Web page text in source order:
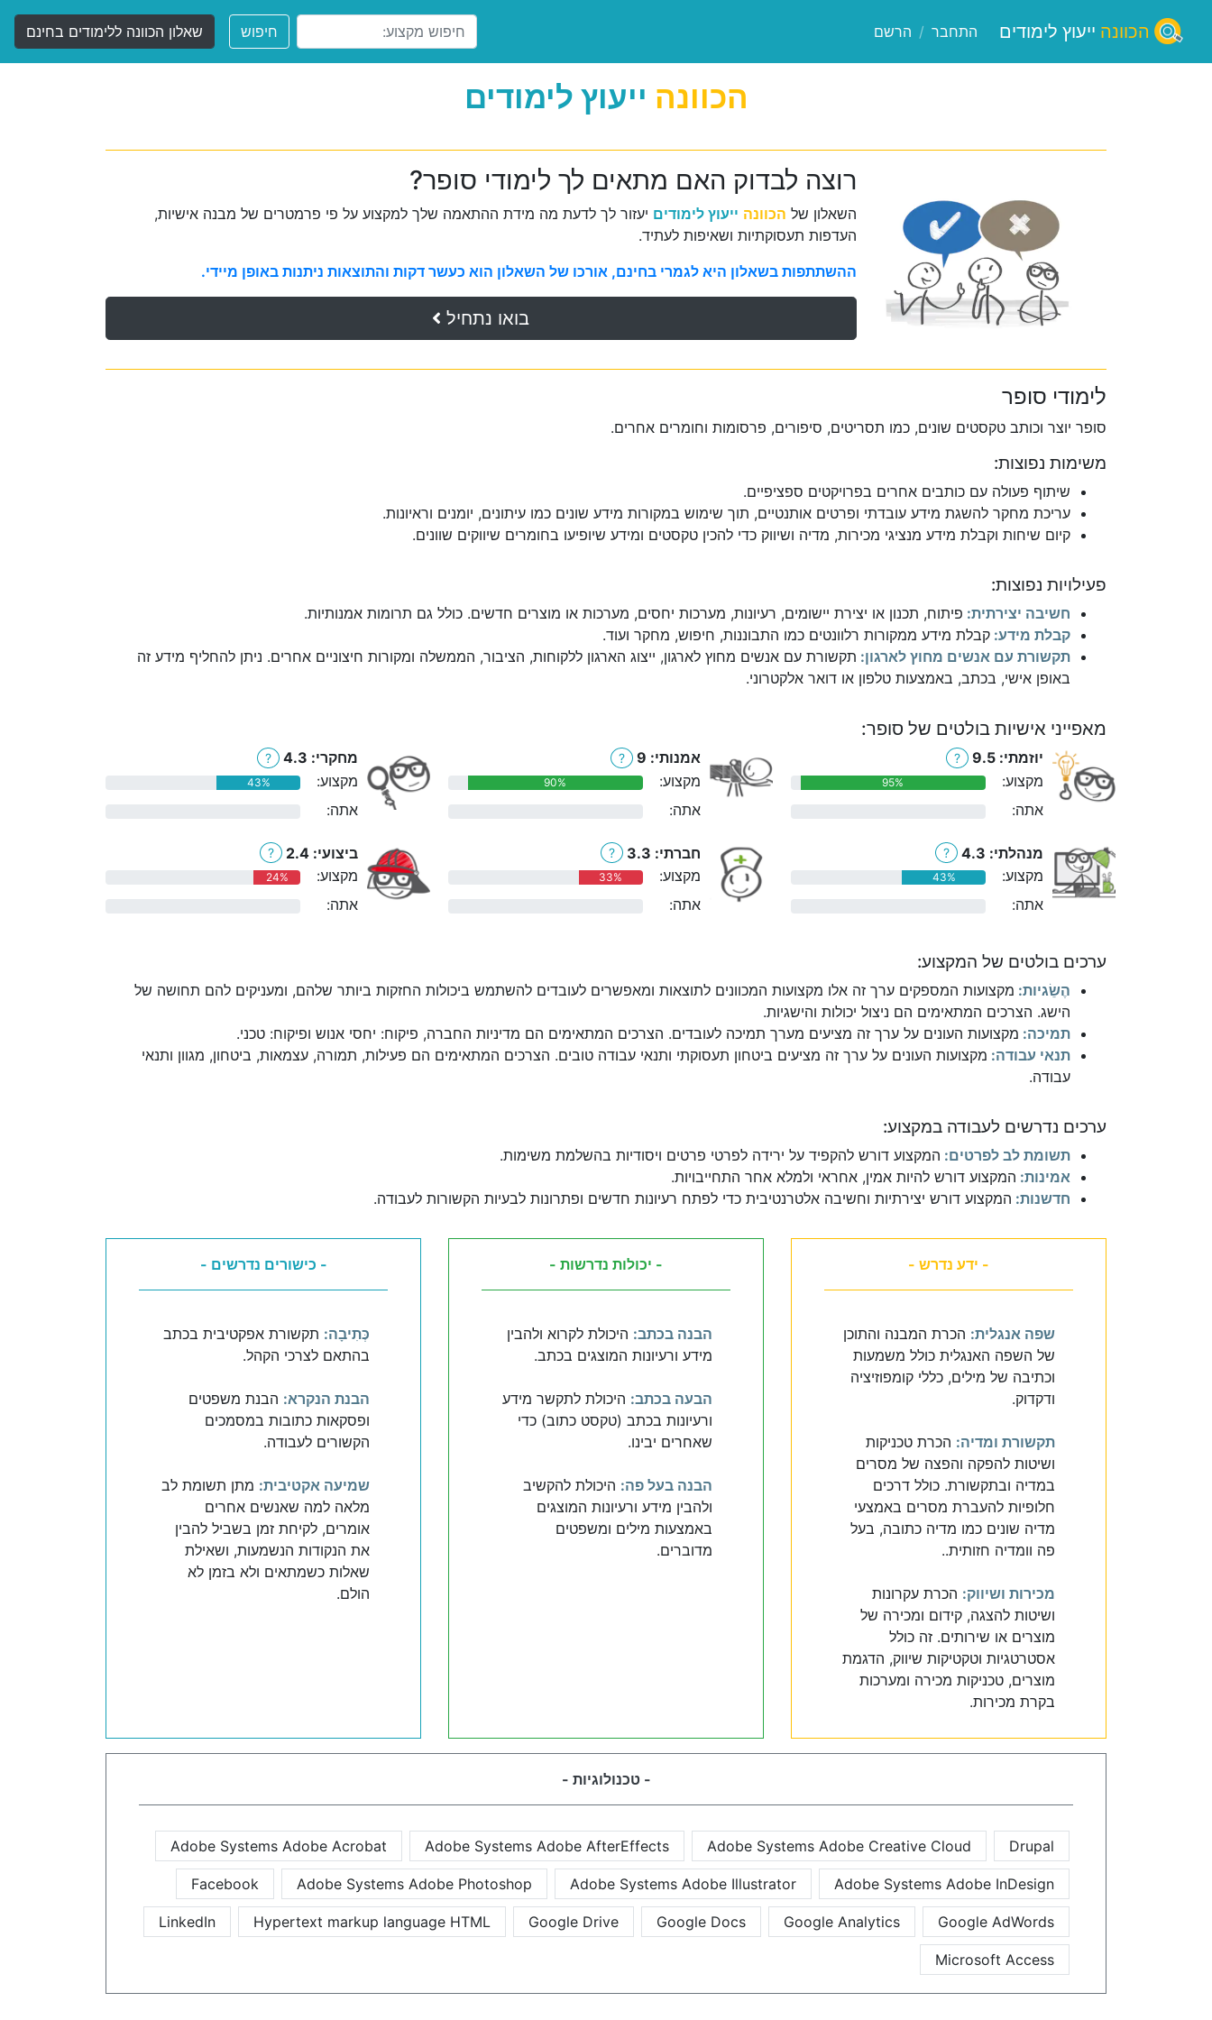
הכוונה ייעוץ לימודים התחבר / הרשם חיפוש שאלון הכוונה ללימודים בחינם
הכוונה ייעוץ לימודים
רוצה לבדוק האם מתאים לך לימודי סופר?
השאלון של הכוונה ייעוץ לימודים יעזור לך לדעת מה מידת ההתאמה שלך למקצוע על פי פרמטרים של מבנה אישיות,
העדפות תעסוקתיות ושאיפות לעתיד.
ההשתתפות בשאלון היא לגמרי בחינם, אורכו של השאלון הוא כעשר דקות והתוצאות ניתנות באופן מיידי.
בואו נתחיל
לימודי סופר
סופר יוצר וכותב טקסטים שונים, כמו תסריטים, סיפורים, פרסומות וחומרים אחרים.
משימות נפוצות:
שיתוף פעולה עם כותבים אחרים בפרויקטים ספציפיים.
עריכת מחקר להשגת מידע עובדתי ופרטים אותנטיים, תוך שימוש במקורות מידע שונים כמו עיתונים, יומנים וראיונות.
קיום שיחות וקבלת מידע מנציגי מכירות, מדיה ושיווק כדי להכין טקסטים ומידע שיופיעו בחומרים שיווקים שוונים.
פעילויות נפוצות:
חשיבה יצירתית: פיתוח, תכנון או יצירת יישומים, רעיונות, מערכות יחסים, מערכות או מוצרים חדשים. כולל גם תרומות אמנותיות.
קבלת מידע: קבלת מידע ממקורות רלוונטים כמו התבוננות, חיפוש, מחקר ועוד.
תקשורת עם אנשים מחוץ לארגון: תקשורת עם אנשים מחוץ לארגון, ייצוג הארגון ללקוחות, הציבור, הממשלה ומקורות חיצוניים אחרים. ניתן להחליף מידע זה
באופן אישי, בכתב, באמצעות טלפון או דואר אלקטרוני.
מאפייני אישיות בולטים של סופר:
יוזמתי: 9.5 ?
מקצוע: 95%
אתה:
אמנותי: 9 ?
מקצוע: 90%
אתה:
מחקרי: 4.3 ?
מקצוע: 43%
אתה:
מנהלתי: 4.3 ?
מקצוע: 43%
אתה:
חברתי: 3.3 ?
מקצוע: 33%
אתה:
ביצועי: 2.4 ?
מקצוע: 24%
אתה:
ערכים בולטים של המקצוע:
הֶשֵׂגיות: מקצועות המספקים ערך זה אלו מקצועות המכוונים לתוצאות ומאפשרים לעובדים להשתמש ביכולות החזקות ביותר שלהם, ומעניקים להם תחושה של
הישג. הצרכים המתאימים הם ניצול יכולות והישגיות.
תמיכה: מקצועות העונים על ערך זה מציעים מערך תמיכה לעובדים. הצרכים המתאימים הם מדיניות החברה, פיקוח: יחסי אנוש ופיקוח: טכני.
תנאי עבודה: מקצועות העונים על ערך זה מציעים ביטחון תעסוקתי ותנאי עבודה טובים. הצרכים המתאימים הם פעילות, תמורה, עצמאות, ביטחון, מגוון ותנאי
עבודה.
ערכים נדרשים לעבודה במקצוע:
תשומת לב לפרטים: המקצוע דורש להקפיד על ירידה לפרטי פרטים ויסודיות בהשלמת משימות.
אמינות: המקצוע דורש להיות אמין, אחראי ולמלא אחר התחייבויות.
חדשנות: המקצוע דורש יצירתיות וחשיבה אלטרנטיבית כדי לפתח רעיונות חדשים ופתרונות לבעיות הקשורות לעבודה.
- ידע נדרש -
שפה אנגלית: הכרת המבנה והתוכן
של השפה האנגלית כולל משמעות
וכתיבה של מילים, כללי קומפוזיציה
ודקדוק.
תקשורת ומדיה: הכרת טכניקות
ושיטות להפקה והפצה של מסרים
במדיה ובתקשורת. כולל דרכים
חלופיות להעברת מסרים באמצעי
מדיה שונים כמו מדיה כתובה, בעל
פה וומדיה חזותית..
מכירות ושיווק: הכרת עקרונות
ושיטות להצגה, קידום ומכירה של
מוצרים או שירותים. זה כולל
אסטרטגיות וטקטיקות שיווק, הדגמת
מוצרים, טכניקות מכירה ומערכות
בקרת מכירות.
- יכולות נדרשות -
הבנה בכתב: היכולת לקרוא ולהבין
מידע ורעיונות המוצגים בכתב.
הבעה בכתב: היכולת לתקשר מידע
ורעיונות בכתב (טקסט כתוב) כדי
שאחרים יבינו.
הבנה בעל פה: היכולת להקשיב
ולהבין מידע ורעיונות המוצגים
באמצעות מילים ומשפטים
מדוברים.
- כישורים נדרשים -
כְּתִיבָה: תקשורת אפקטיבית בכתב
בהתאם לצרכי הקהל.
הבנת הנקרא: הבנת משפטים
ופסקאות כתובות במסמכים
הקשורים לעבודה.
שמיעה אקטיבית: מתן תשומת לב
מלאה למה שאנשים אחרים
אומרים, לקיחת זמן בשביל להבין
את הנקודות הנשמעות, ושאילת
שאלות כשמתאים ולא בזמן לא
הולם.
- טכנולוגיות -
Drupal
Adobe Systems Adobe Creative Cloud
Adobe Systems Adobe AfterEffects
Adobe Systems Adobe Acrobat
Adobe Systems Adobe InDesign
Adobe Systems Adobe Illustrator
Adobe Systems Adobe Photoshop
Facebook
Google AdWords
Google Analytics
Google Docs
Google Drive
Hypertext markup language HTML
LinkedIn
Microsoft Access